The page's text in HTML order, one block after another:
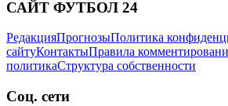
САЙТ ФУТБОЛ 24
РедакцияПрогнозыПолитика
сайтуКонтактыПравила
политикаСтруктура собственности
Соц. сети